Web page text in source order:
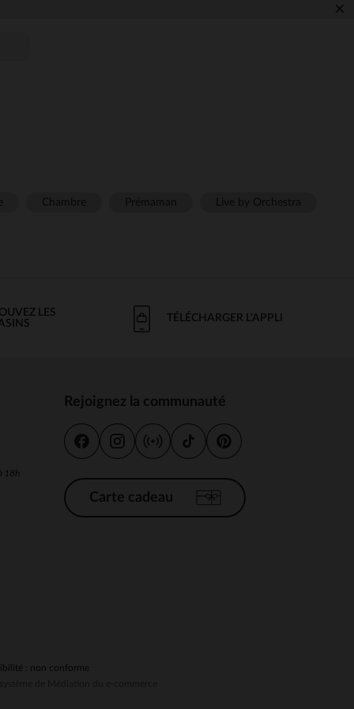
de confidentialité, en garantissant la conformité avec
×
LES
TÉLÉCHARGER L'APPLI
18h
Rejoignez la communauté
Carte cadeau
: non conforme